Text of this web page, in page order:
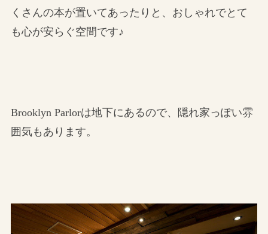
くさんの本が置いてあったりと、おしゃれでとて
も心が安らぐ空間です♪
Brooklyn Parlorは地下にあるので、隠れ家っぽい雰
囲気もあります。